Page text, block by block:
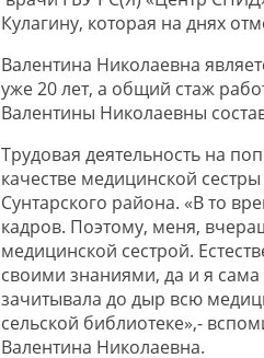
Кулагину, которая на днях
Валентина Николаевна
уже 20 лет, а общий стаж
Валентины Николаевны
Трудовая деятельность на
качестве медицинской сестры
Сунтарского района. «В то
кадров. Поэтому, меня,
медицинской сестрой.
своими знаниями, да и я
зачитывала до дыр всю
сельской библиотеке»,-
Валентина Николаевна.